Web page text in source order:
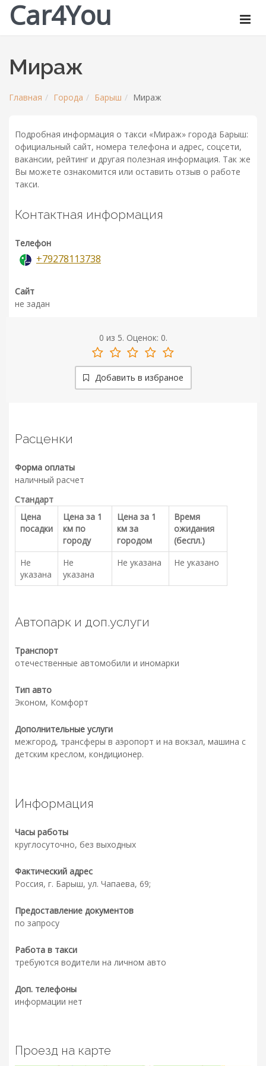
Car4You
Мираж
Главная Города Барыш Мираж
Подробная информация о такси «Мираж» города Барыш:
официальный сайт, номера телефона и адрес, соцсети,
вакансии, рейтинг и другая полезная информация. Так же
Вы можете ознакомится или оставить отзыв о работе
такси.
Контактная информация
Телефон
+79278113738
Сайт
не задан
0 из 5. Оценок: 0.
Добавить в избраное
Расценки
Форма оплаты
наличный расчет
Стандарт
Цена
посадки
Цена за 1
км по
городу
Цена за 1
км за
городом
Время
ожидания
(беспл.)
Не
указана
Не
указана
Не указана Не указано
Автопарк и доп.услуги
Транспорт
отечественные автомобили и иномарки
Тип авто
Эконом, Комфорт
Дополнительные услуги
межгород, трансферы в аэропорт и на вокзал, машина с
детским креслом, кондиционер.
Информация
Часы работы
круглосуточно, без выходных
Фактический адрес
Россия, г. Барыш, ул. Чапаева, 69;
Предоставление документов
по запросу
Работа в такси
требуются водители на личном авто
Доп. телефоны
информации нет
Проезд на карте